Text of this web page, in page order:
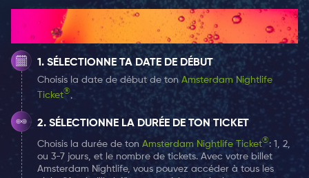
vient de devenir plus facile.
Le prix approximatif de la course est indiqué dans
l'application afin que vous, votre chauffeur et votre
porte-monnaie sachent exactement à quoi
s’attendre. Cette application géniale vous indique
également en temps réel qui est votre chauffeur, sa
cote Uber et son heure d'arrivée prévue.
Uber est moins cher qu'un service de taxi ordinaire.
Comment ça marche
SÉLECTIONNE TA DATE DE DÉBUT
Choisis la date de début de ton Amsterdam Nightlife
Ticket®.
SÉLECTIONNE LA DURÉE DE TON TICKET
Choisis la durée de ton Amsterdam Nightlife Ticket®: 1, 2,
ou 3-7 jours, et le nombre de tickets. Avec votre billet
Amsterdam Nightlife, vous pouvez accéder à tous les